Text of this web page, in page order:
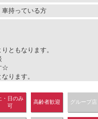
持っている方
ともなります。
☆
ります。
・日のみ
可
高齢者歓迎 グループ店